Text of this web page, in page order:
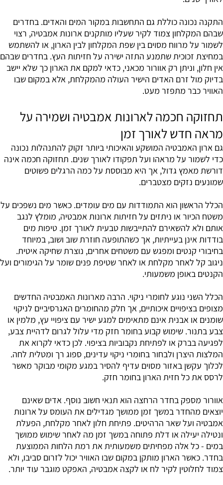
התקנה נכונה כוללת גם התחשבות במקור המים והאדים. בחדרים
שבהם המקלחון צמוד לקיר שעליו מותקנים ארונות אמבטיה, רצוי
לשמור על מרווח מסוים בין שפת המקלחון לבין הארון, או להשתמש
במחיצת זכוכית שתמנע התזה ישירה על חזיתות העץ. בחדרים שבהם
אין חלון, וניתן רק אוורור מכאני, כדאי למקם את הארון כך שלא יישב
בדיוק מול זרם האדים הישיר העולה מהמקלחת, אלא במקום שבו
האוויר כבר מתפזר מעט.
תחזוקה חכמה לארונות אמבטיה ושמירה על
מראה חדש לאורך זמן
גם ארון האמבטיה המושקע והאיכותי ביותר זקוק להתנהלות נכונה
כדי לשמור על מראהו ועל תפקודו לאורך שנים. תחזוקה חכמה אינה
דורשת מאמץ גדול, אך היא מבוססת על כמה הרגלים פשוטים
שמונעים נזקים מצטברים.
הכלל הראשון הוא התמודדות עם מים עומדים. כאשר מים נשפכים על
משטח הכיור או ניתזים על חזיתות ארונות אמבטיה, מומלץ לנגב
אותם ולא להשאירם להתייבשות טבעית לאורך זמן. טיפות מים
בודדות אינן בעייתיות, אך כשהתופעה חוזרת שוב ושוב, במיוחד
בחיבורי קנטים ומפגש עם משטחים אחרים, נוצרת שחיקה איטית.
ניגוב קל לאחר מקלחת או לאחר שטיפת פנים שומר על הגימורים ועל
הקנטים באופן משמעותי.
הכלל השני נוגע לחומרי ניקוי. הרבה מארונות האמבטיה החדשים
מצופים בציפויים איכותיים, אך חלק מהחומרים האגרסיביים לניקוי
שומנים או אבנית אינם מתאימים למגע ישיר עם ציפויי עץ, מלמין או
צבע בתנור. שימוש קבוע בחומר חזק מדי עלול לגרום לדהיית צבע,
לפגיעה בברק או לפתיחת נקבוביות בציפוי. לכן כדאי לקרוא את
המלצות היצרן ולבחור בחומרי ניקוי עדינים, ספוג רך ומטלית לחה.
לכלוך עקשן באזור מסוים עדיף להסיר במגע מקומי מבוקר מאשר
לרסס את כל חזית הארון בחומר חזק.
אוורור מספק בחדר הרחצה הוא תנאי חשוב נוסף. אדים שאינם
יוצאים מהחדר במשך זמן ממושך מגדילים את העומס על ארונות
אמבטיה ועל שאר הרהיטים. פתיחת חלון לאחר מקלחת, הפעלת
ונטילה יעילה או דלת פתוחה במשך זמן מה לאחר שימוש ממושך
במים - כל אלה מפחיתים משמעותית את רמת הלחות הממוצעת
בחדר. כאשר הארון מותקן במקום שבו האוויר יכול לזרום סביבו, ולא
צמוד לחלוטין לקיר לח או לקצה אמבטיה, האפקט מוגבר עוד יותר.